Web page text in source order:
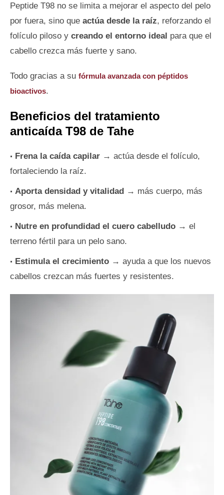
Peptide T98 no se limita a mejorar el aspecto del pelo
por fuera, sino que actúa desde la raíz, reforzando el
folículo piloso y creando el entorno ideal para que el
cabello crezca más fuerte y sano.
Todo gracias a su fórmula avanzada con péptidos
bioactivos.
Beneficios del tratamiento
anticaída T98 de Tahe
Frena la caída capilar → actúa desde el folículo,
fortaleciendo la raíz.
Aporta densidad y vitalidad → más cuerpo, más
grosor, más melena.
Nutre en profundidad el cuero cabelludo → el
terreno fértil para un pelo sano.
Estimula el crecimiento → ayuda a que los nuevos
cabellos crezcan más fuertes y resistentes.